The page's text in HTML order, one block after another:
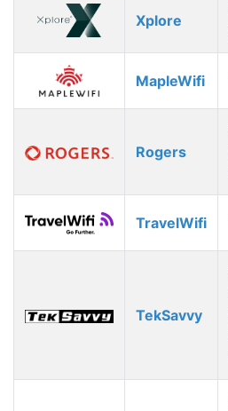
Xplore
MapleWifi
Rogers
TravelWifi
TekSavvy